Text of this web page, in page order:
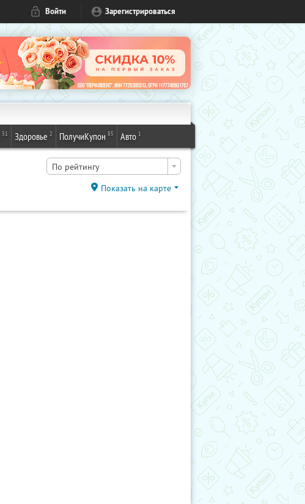
Войти Зарегистрироваться
31 Здоровье 2 ПолучиКупон 85 Авто 1
По рейтингу
Показать на карте